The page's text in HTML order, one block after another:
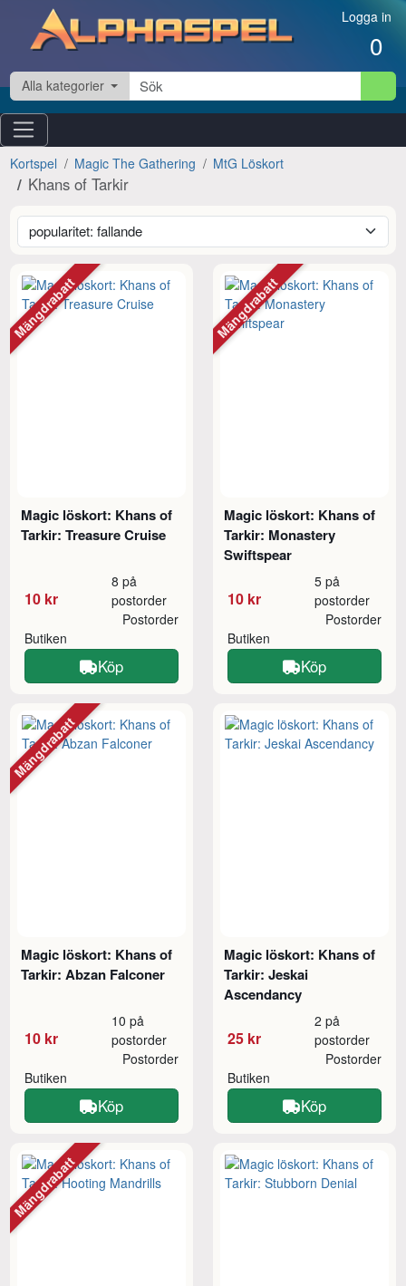
Hoppa till innehåll Logga in
0
Alla kategorier
Kortspel Magic The Gathering MtG Löskort
Khans of Tarkir
Magic löskort: Khans of
Tarkir: Treasure Cruise
10 kr
8 på
postorder
Butiken
Postorder
Köp
Mängdrabatt
Magic löskort: Khans of
Tarkir: Monastery
Swiftspear
10 kr
5 på
postorder
Butiken
Postorder
Köp
Mängdrabatt
Magic löskort: Khans of
Tarkir: Abzan Falconer
10 kr
10 på
postorder
Butiken
Postorder
Köp
Mängdrabatt
Magic löskort: Khans of
Tarkir: Jeskai
Ascendancy
25 kr
2 på
postorder
Butiken
Postorder
Köp
Mängdrabatt